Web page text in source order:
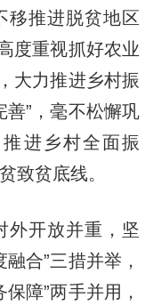
移推进脱贫地区
度重视抓好农业
大力推进乡村振
善”，毫不松懈巩
进乡村全面振
致贫底线。
开放并重，坚
合”三措并举，
障”两手并用，